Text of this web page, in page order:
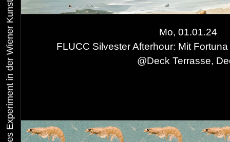
Mo, 01.01.24
FLUCC Silvester Afterhour: Mit
@Deck Terrasse,